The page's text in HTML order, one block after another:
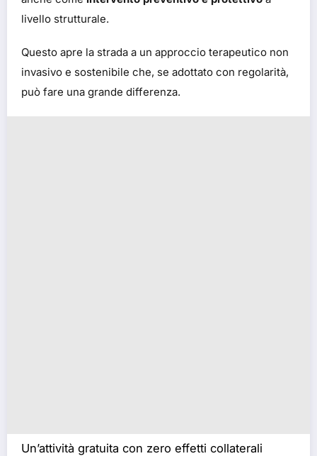
livello strutturale.
Questo apre la strada a un approccio terapeutico non
invasivo e sostenibile che, se adottato con regolarità,
può fare una grande differenza.
Un’attività gratuita con zero effetti collaterali